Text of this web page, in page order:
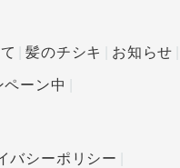
髪のチシキ お知らせ
ーン中
バシーポリシー